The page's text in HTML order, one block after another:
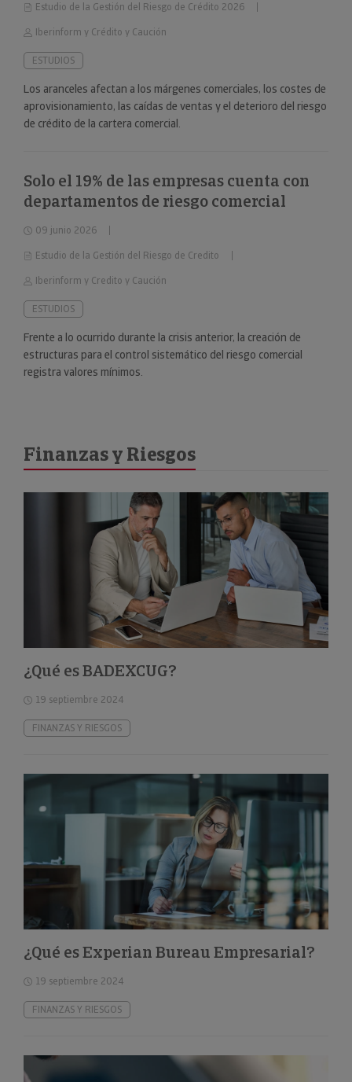
Estudio de la Gestión del Riesgo de Crédito 2026
Iberinform y Crédito y Caución
ESTUDIOS
Los aranceles afectan a los márgenes comerciales, los costes de
aprovisionamiento, las caídas de ventas y el deterioro del riesgo
de crédito de la cartera comercial.
Solo el 19% de las empresas cuenta con
departamentos de riesgo comercial
09 junio 2026
Estudio de la Gestión del Riesgo de Credito
Iberinform y Credito y Caución
ESTUDIOS
Frente a lo ocurrido durante la crisis anterior, la creación de
estructuras para el control sistemático del riesgo comercial
registra valores mínimos.
Finanzas y Riesgos
¿Qué es BADEXCUG?
19 septiembre 2024
FINANZAS Y RIESGOS
¿Qué es Experian Bureau Empresarial?
19 septiembre 2024
FINANZAS Y RIESGOS